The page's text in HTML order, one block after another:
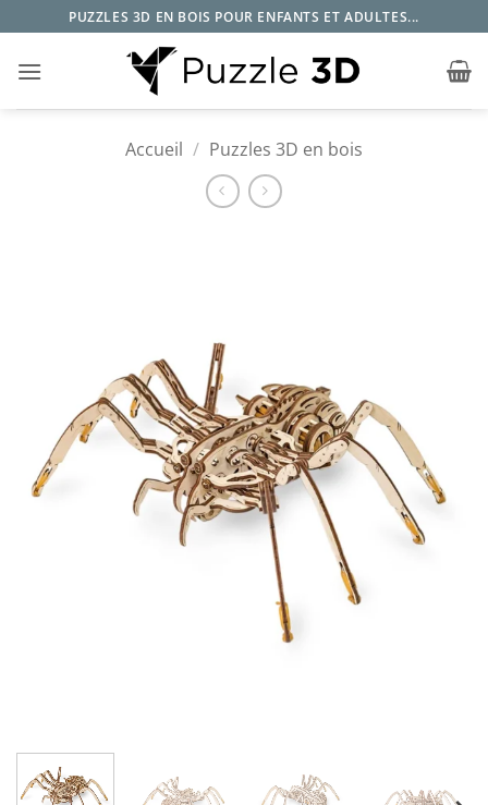
au
contenu
PUZZLES 3D EN BOIS POUR ENFANTS ET ADULTES...
Accueil / Puzzles 3D en bois